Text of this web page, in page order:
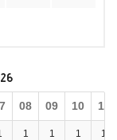
08 09 10 11
1 1 1 1